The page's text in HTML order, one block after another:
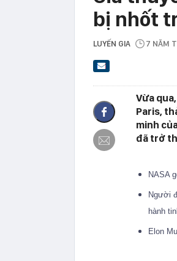
bị nhốt
LUYẾN GIA 7 NĂM
Vừa
Paris,
minh
đã trở
NASA
Người
hành
Elon